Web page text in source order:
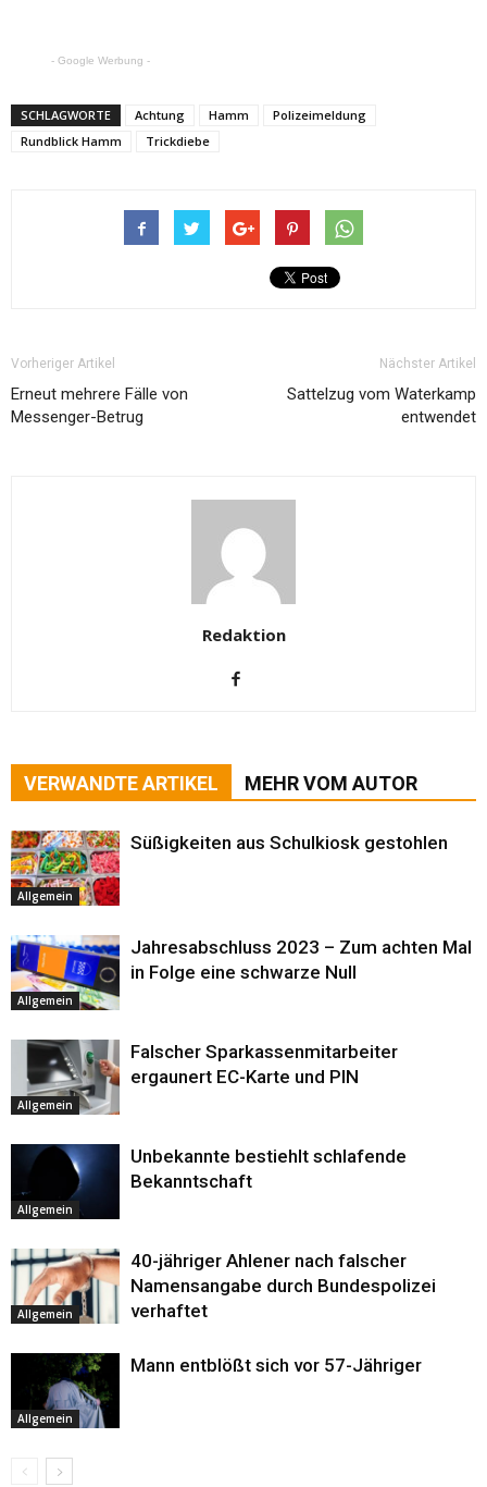
- Google Werbung -
SCHLAGWORTE Achtung Hamm
Polizeimeldung
Rundblick Hamm
Trickdiebe
Vorheriger Artikel
Erneut mehrere Fälle von
Messenger-Betrug
Nächster Artikel
Sattelzug vom Waterkamp
entwendet
Redaktion
VERWANDTE ARTIKEL MEHR VOM AUTOR
Allgemein
Süßigkeiten aus Schulkiosk gestohlen
Allgemein
Jahresabschluss 2023 – Zum achten Mal
in Folge eine schwarze Null
Allgemein
Falscher Sparkassenmitarbeiter
ergaunert EC-Karte und PIN
Allgemein
Unbekannte bestiehlt schlafende
Bekanntschaft
Allgemein
40-jähriger Ahlener nach falscher
Namensangabe durch Bundespolizei
verhaftet
Allgemein
Mann entblößt sich vor 57-Jähriger